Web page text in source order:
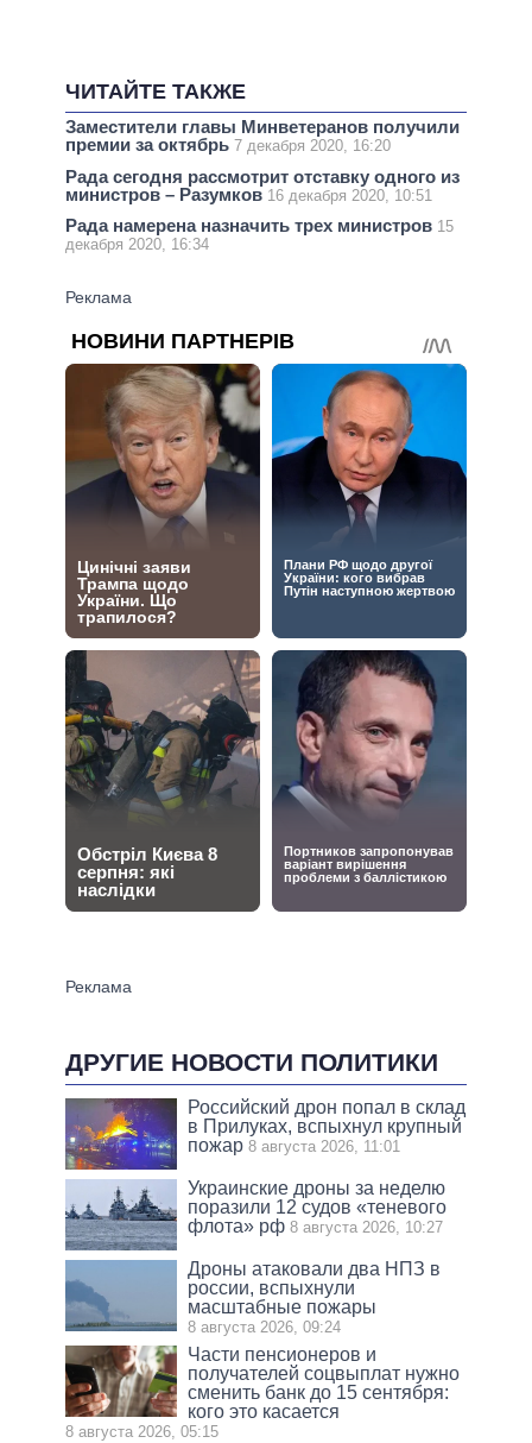
ЧИТАЙТЕ ТАКЖЕ
Заместители главы Минветеранов получили
премии за октябрь 7 декабря 2020, 16:20
Рада сегодня рассмотрит отставку одного из
министров – Разумков 16 декабря 2020, 10:51
Рада намерена назначить трех министров 15
декабря 2020, 16:34
ДРУГИЕ НОВОСТИ ПОЛИТИКИ
Российский дрон попал в склад
в Прилуках, вспыхнул крупный
пожар 8 августа 2026, 11:01
Украинские дроны за неделю
поразили 12 судов «теневого
флота» рф 8 августа 2026, 10:27
Дроны атаковали два НПЗ в
россии, вспыхнули
масштабные пожары
8 августа 2026, 09:24
Части пенсионеров и
получателей соцвыплат нужно
сменить банк до 15 сентября:
кого это касается
8 августа 2026, 05:15